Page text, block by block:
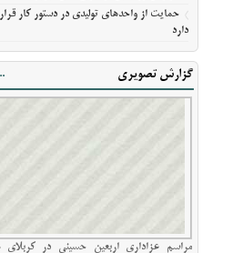
حمایت از واحدهای تولیدی در دستور کار قرار
دارد
گزارش تصویری
مراسم عزاداری اربعین حسینی در کربلای